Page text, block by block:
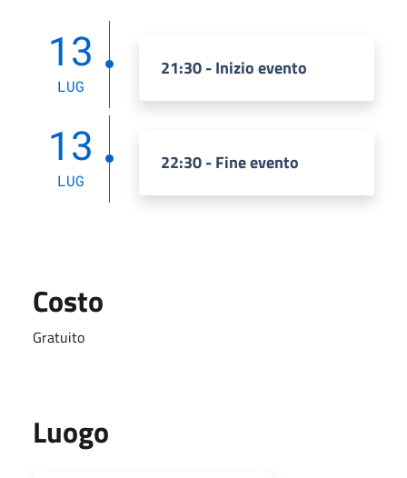
13
LUG
21:30 - Inizio evento
13
LUG
22:30 - Fine evento
Costo
Gratuito
Luogo